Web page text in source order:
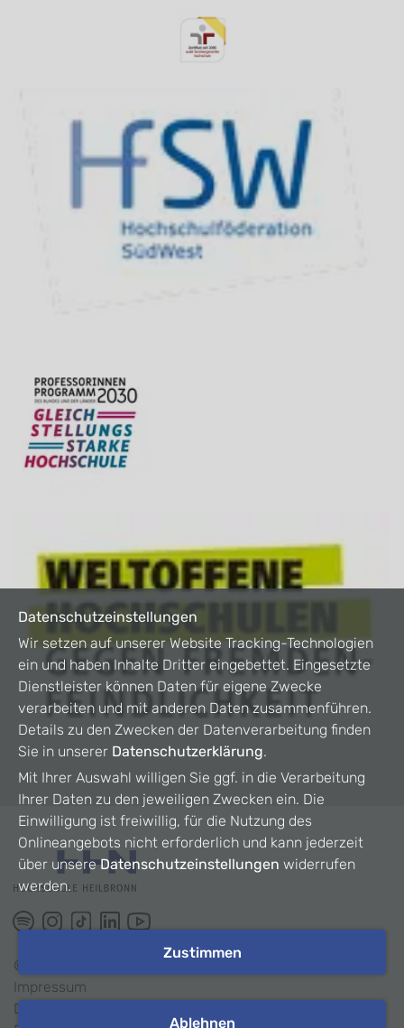
©
Impressum
Datenschutz
Datenschutzeinstellungen
Wir setzen auf unserer Website Tracking-Technologien
ein und haben Inhalte Dritter eingebettet. Eingesetzte
Dienstleister können Daten für eigene Zwecke
verarbeiten und mit anderen Daten zusammenführen.
Details zu den Zwecken der Datenverarbeitung finden
Sie in unserer Datenschutzerklärung.
Mit Ihrer Auswahl willigen Sie ggf. in die Verarbeitung
Ihrer Daten zu den jeweiligen Zwecken ein. Die
Einwilligung ist freiwillig, für die Nutzung des
Onlineangebots nicht erforderlich und kann jederzeit
über unsereDatenschutzeinstellungen widerrufen
werden.
Zustimmen
Ablehnen